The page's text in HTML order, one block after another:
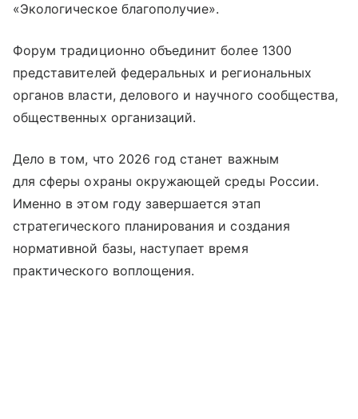
«Экологическое благополучие».
Форум традиционно объединит более 1300
представителей федеральных и региональных
органов власти, делового и научного сообщества,
общественных организаций.
Дело в том, что 2026 год станет важным
для сферы охраны окружающей среды России.
Именно в этом году завершается этап
стратегического планирования и создания
нормативной базы, наступает время
практического воплощения.